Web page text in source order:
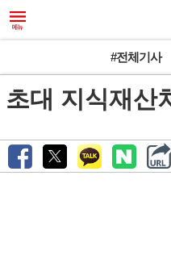
#전체기사
초대 지식재산